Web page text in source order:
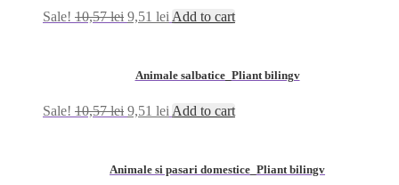
Sale! 10,57lei 9,51 lei Add to cart
Animale salbatice_Pliant bilingv
Sale! 10,57lei 9,51 lei Add to cart
Animale si pasari domestice_Pliant bilingv